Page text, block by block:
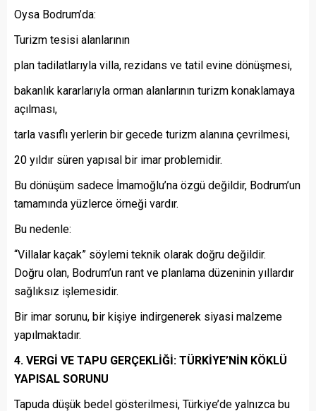
Oysa Bodrum’da:
Turizm tesisi alanlarının
plan tadilatlarıyla villa, rezidans ve tatil evine dönüşmesi,
bakanlık kararlarıyla orman alanlarının turizm konaklamaya
açılması,
tarla vasıflı yerlerin bir gecede turizm alanına çevrilmesi,
20 yıldır süren yapısal bir imar problemidir.
Bu dönüşüm sadece İmamoğlu’na özgü değildir, Bodrum’un
tamamında yüzlerce örneği vardır.
Bu nedenle:
“Villalar kaçak” söylemi teknik olarak doğru değildir.
Doğru olan, Bodrum’un rant ve planlama düzeninin yıllardır
sağlıksız işlemesidir.
Bir imar sorunu, bir kişiye indirgenerek siyasi malzeme
yapılmaktadır.
4. VERGİ VE TAPU GERÇEKLİĞİ: TÜRKİYE’NİN KÖKLÜ
YAPISAL SORUNU
Tapuda düşük bedel gösterilmesi, Türkiye’de yalnızca bu